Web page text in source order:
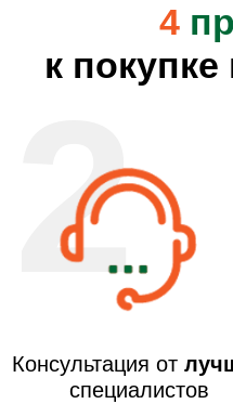
2
Консультация от
специалистов
4
к